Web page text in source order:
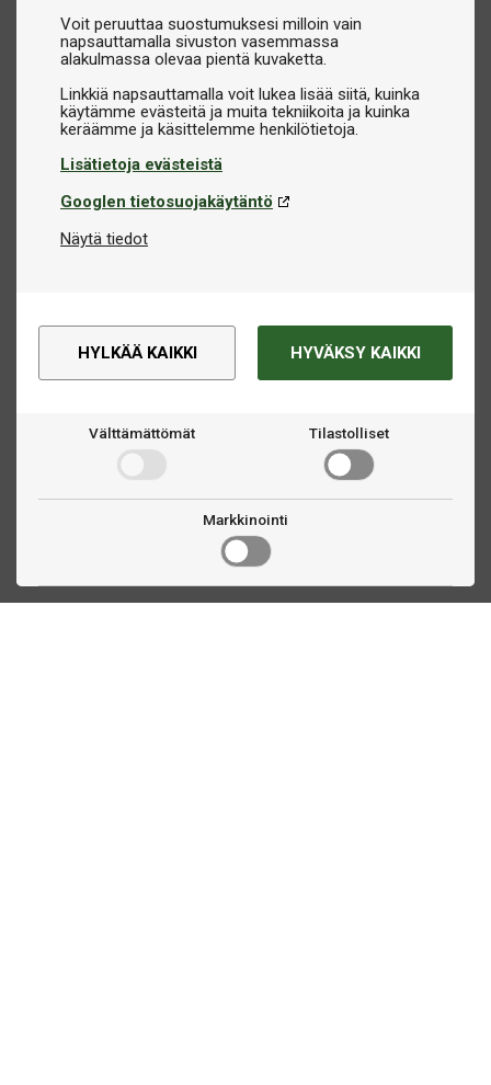
Voit peruuttaa suostumuksesi milloin vain
napsauttamalla sivuston vasemmassa
alakulmassa olevaa pientä kuvaketta.
Linkkiä napsauttamalla voit lukea lisää siitä, kuinka
käytämme evästeitä ja muita tekniikoita ja kuinka
Lisätietoja evästeistä
Googlen tietosuojakäytäntö
Näytä tiedot
HYLKÄÄ KAIKKI HYVÄKSY KAIKKI
Välttämättömät Tilastolliset
Markkinointi